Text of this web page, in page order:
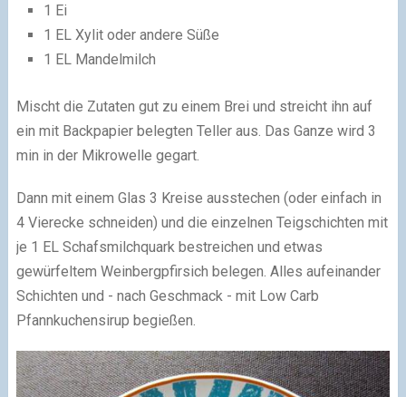
1 Ei
1 EL Xylit oder andere Süße
1 EL Mandelmilch
Mischt die Zutaten gut zu einem Brei und streicht ihn auf
ein mit Backpapier belegten Teller aus. Das Ganze wird 3
min in der Mikrowelle gegart.
Dann mit einem Glas 3 Kreise ausstechen (oder einfach in
4 Vierecke schneiden) und die einzelnen Teigschichten mit
je 1 EL Schafsmilchquark bestreichen und etwas
gewürfeltem Weinbergpfirsich belegen. Alles aufeinander
Schichten und - nach Geschmack - mit Low Carb
Pfannkuchensirup begießen.